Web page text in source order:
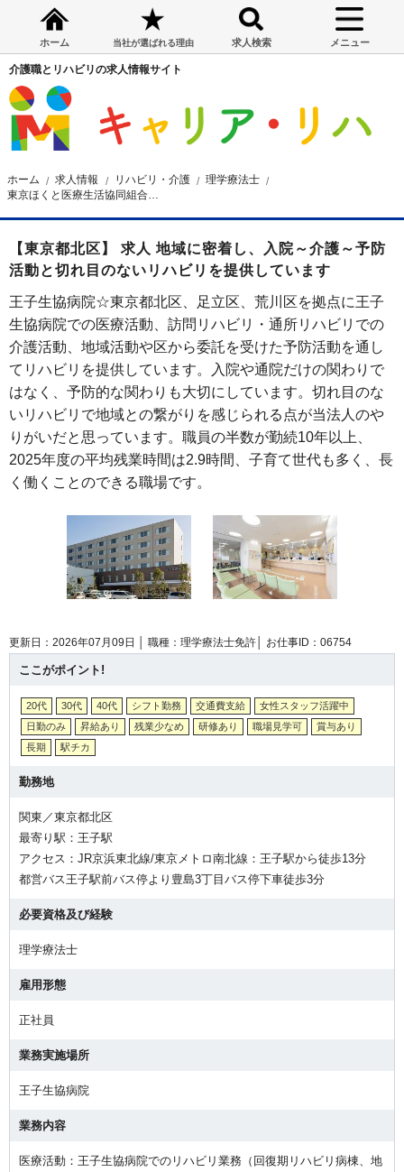
ホーム 当社が選ばれる理由 求人検索 メニュー
介護職とリハビリの求人情報サイト
ホーム 求人情報 リハビリ・介護
理学療法士
【東京都北区】 求人 地域に密着し、入院～介護～予防
活動と切れ目のないリハビリを提供しています
王子生協病院☆東京都北区、足立区、荒川区を拠点に王子
生協病院での医療活動、訪問リハビリ・通所リハビリでの
介護活動、地域活動や区から委託を受けた予防活動を通し
てリハビリを提供しています。入院や通院だけの関わりで
はなく、予防的な関わりも大切にしています。切れ目のな
いリハビリで地域との繋がりを感じられる点が当法人のや
りがいだと思っています。職員の半数が勤続10年以上、
2025年度の平均残業時間は2.9時間、子育て世代も多く、長
く働くことのできる職場です。
更新日：2026年07月09日 │ 職種：理学療法士免許│ お仕事ID：06754
ここがポイント!
20代 30代 40代 シフト勤務 交通費支給
女性スタッフ活躍中
日勤のみ
昇給あり 残業少なめ 研修あり 職場見学可
賞与あり
長期
駅チカ
勤務地
関東／東京都北区
最寄り駅：王子駅
アクセス：JR京浜東北線/東京メトロ南北線：王子駅から徒歩13分
都営バス王子駅前バス停より豊島3丁目バス停下車徒歩3分
必要資格及び経験
理学療法士
雇用形態
正社員
業務実施場所
王子生協病院
業務内容
医療活動：王子生協病院でのリハビリ業務（回復期リハビリ病棟、地